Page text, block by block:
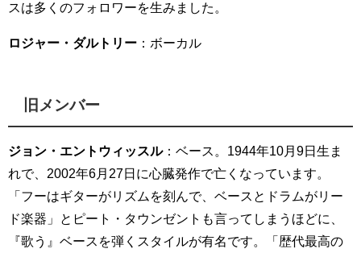
スは多くのフォロワーを生みました。
ロジャー・ダルトリー ：ボーカル
旧メンバー
ジョン・エントウィッスル：ベース。1944年10月9日生ま
れで、2002年6月27日に心臓発作で亡くなっています。
「フーはギターがリズムを刻んで、ベースとドラムがリー
ド楽器」とピート・タウンゼントも言ってしまうほどに、
『歌う』ベースを弾くスタイルが有名です。「歴代最高の